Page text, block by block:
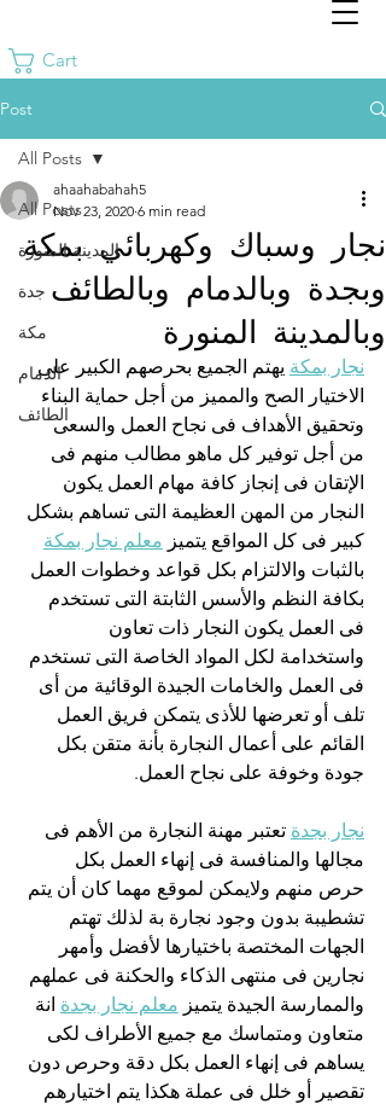
Cart
Post
All Posts
المدينة المنورة
جدة
مكة
الدمام
الطائف
All Posts
نجار وسباك وكهربائي بمكة
وبجدة وبالدمام وبالطائف
وبالمدينة المنورة
ahaahabahah5
Nov 23, 2020 6 min read
نجار بمكة يهتم الجميع بحرصهم الكبير على
الاختيار الصح والمميز من أجل حماية البناء
وتحقيق الأهداف فى نجاح العمل والسعى
من أجل توفير كل ماهو مطالب منهم فى
الإتقان فى إنجاز كافة مهام العمل يكون
النجار من المهن العظيمة التى تساهم بشكل
كبير فى كل المواقع يتميز معلم نجار بمكة
بالثبات والالتزام بكل قواعد وخطوات العمل
بكافة النظم والأسس الثابتة التى تستخدم
فى العمل يكون النجار ذات تعاون
واستخدامة لكل المواد الخاصة التى تستخدم
فى العمل والخامات الجيدة الوقائية من أى
تلف أو تعرضها للأذى يتمكن فريق العمل
القائم على أعمال النجارة بأنة متقن بكل
جودة وخوفة على نجاح العمل.
نجار بجدة تعتبر مهنة النجارة من الأهم فى
مجالها والمنافسة فى إنهاء العمل بكل
حرص منهم ولايمكن لموقع مهما كان أن يتم
تشطيبة بدون وجود نجارة بة لذلك تهتم
الجهات المختصة باختيارها لأفضل وأمهر
نجارين فى منتهى الذكاء والحكنة فى عملهم
والممارسة الجيدة يتميز معلم نجار بجدة انة
متعاون ومتماسك مع جميع الأطراف لكى
يساهم فى إنهاء العمل بكل دقة وحرص دون
تقصير أو خلل فى عملة هكذا يتم اختيارهم